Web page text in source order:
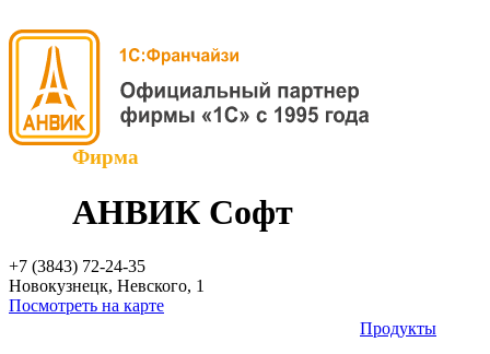
Фирма
АНВИК Софт
+7 (3843) 72-24-35
Новокузнецк, Невского, 1
Посмотреть на карте
Продукты